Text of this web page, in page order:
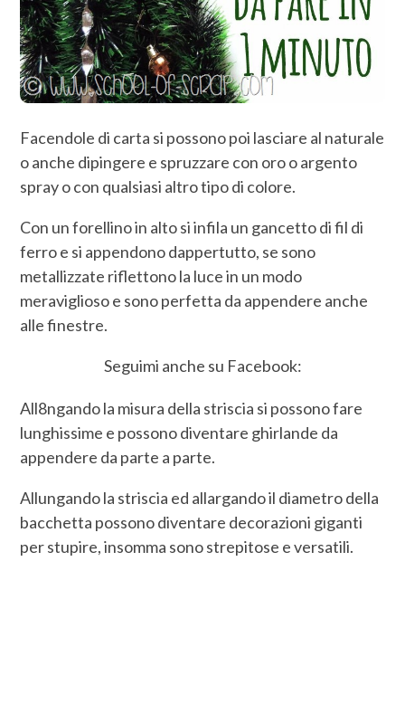
Facendole di carta si possono poi lasciare al naturale
o anche dipingere e spruzzare con oro o argento
spray o con qualsiasi altro tipo di colore.
Con un forellino in alto si infila un gancetto di fil di
ferro e si appendono dappertutto, se sono
metallizzate riflettono la luce in un modo
meraviglioso e sono perfetta da appendere anche
alle finestre.
Seguimi anche su Facebook:
All8ngando la misura della striscia si possono fare
lunghissime e possono diventare ghirlande da
appendere da parte a parte.
Allungando la striscia ed allargando il diametro della
bacchetta possono diventare decorazioni giganti
per stupire, insomma sono strepitose e versatili.